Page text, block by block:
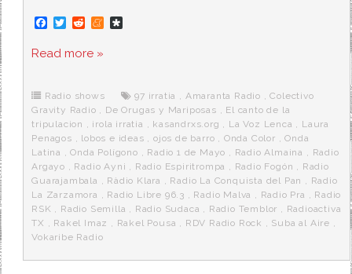
F
e
o
k
T
t
r
R
d
M
e
r
a
Read more »
Radio shows 97 irratia , Amaranta Radio ,Colectivo
Gravity Radio , De Orugas y Mariposas , El canto de la
tripulacion , irola irratia , kasandrxs.org , La Voz Lenca , Laura
Penagos , lobos e ideas ,ojos de barro , Onda Color ,Onda
Latina ,Onda Polígono , Radio 1 de Mayo , Radio Almaina , Radio
Argayo , Radio Ayni , Radio Espiritrompa , Radio Fogón , Radio
Guarajambala , Ràdio Klara , Radio La Conquista del Pan , Radio
La Zarzamora , Radio Libre 96.3 , Radio Malva , Radio Pra , Radio
RSK , Radio Semilla , Radio Sudaca , Radio Temblor , Radioactiva
TX , Rakel Imaz , Rakel Pousa , RDV Radio Rock , Suba al Aire ,
Vokaribe Radio